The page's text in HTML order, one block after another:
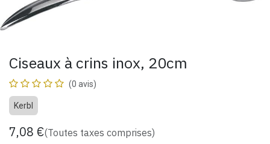
Ciseaux à crins inox, 20cm
(0 avis)
Kerbl
7,08 €(Toutes taxes comprises)